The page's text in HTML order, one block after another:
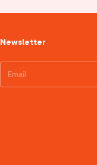
Newsletter